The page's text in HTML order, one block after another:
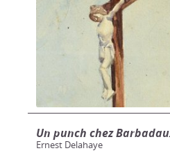
Un punch chez
Ernest Delahaye